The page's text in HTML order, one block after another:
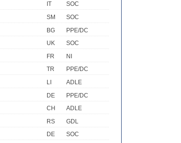
IT
SOC
SM
SOC
BG
PPE/DC
UK
SOC
FR
NI
TR
PPE/DC
LI
ADLE
DE
PPE/DC
CH
ADLE
RS
GDL
DE
SOC